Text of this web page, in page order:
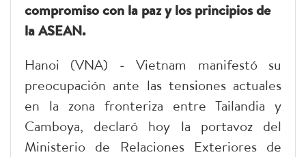
compromiso con la paz y los principios de
la ASEAN.
Hanoi (VNA) - Vietnam manifestó su
preocupación ante las tensiones actuales
en la zona fronteriza entre Tailandia y
Camboya, declaró hoy la portavoz del
Ministerio de Relaciones Exteriores de